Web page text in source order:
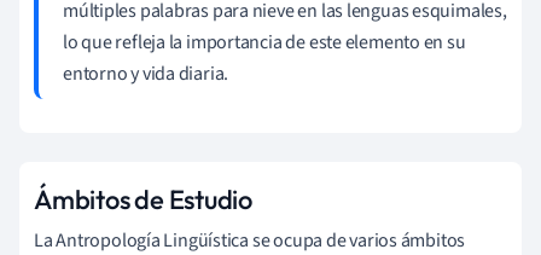
múltiples palabras para nieve en las lenguas esquimales,
lo que refleja la importancia de este elemento en su
entorno y vida diaria.
Ámbitos de Estudio
La Antropología Lingüística se ocupa de varios ámbitos